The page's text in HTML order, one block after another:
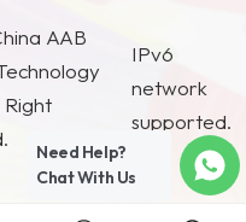
AAB
IPv6
network
supported.
Need Help?
Chat With Us